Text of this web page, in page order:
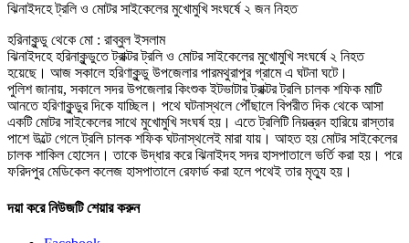
ঝিনাইদহে ট্রলি ও মোটর সাইকেলের মুখোমুখি সংঘর্ষে ২ জন নিহত
হরিনাকুন্ডু থেকে মো : রাব্বুল ইসলাম
ঝিনাইদহে হরিনাকুন্ডুতে ট্রাক্টর ট্রলি ও মোটর সাইকেলের মুখোমুখি সংঘর্ষে ২ নিহত
হয়েছে। আজ সকালে হরিণাকুন্ডু উপজেলার পারমথুরাপুর গ্রামে এ ঘটনা ঘটে।
পুলিশ জানায়, সকালে সদর উপজেলার কিংশুক ইটভাটার ট্রাক্টর ট্রলি চালক শফিক মাটি
আনতে হরিণাকুন্ডুর দিকে যাচ্ছিল। পথে ঘটনাস্থলে পৌঁছালে বিপরীত দিক থেকে আসা
একটি মোটর সাইকেলের সাথে মুখোমুখি সংঘর্ষ হয়। এতে ট্রলিটি নিয়ন্ত্রন হারিয়ে রাস্তার
পাশে উল্টে গেলে ট্রলি চালক শফিক ঘটনাস্থলেই মারা যায়। আহত হয় মোটর সাইকেলের
চালক শাকিল হোসেন। তাকে উদ্ধার করে ঝিনাইদহ সদর হাসপাতালে ভর্তি করা হয়। পরে
ফরিদপুর মেডিকেল কলেজ হাসপাতালে রেফার্ড করা হলে পথেই তার মৃত্যু হয়।
দয়া করে নিউজটি শেয়ার করুন